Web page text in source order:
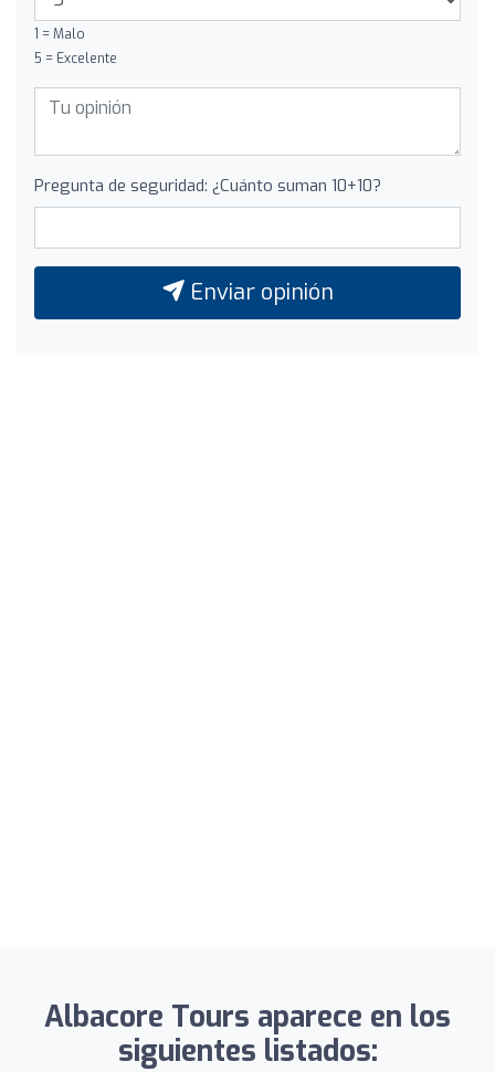
1 = Malo
5 = Excelente
Pregunta de seguridad: ¿Cuánto suman 10+10?
Enviar opinión
Albacore Tours aparece en los
siguientes listados: